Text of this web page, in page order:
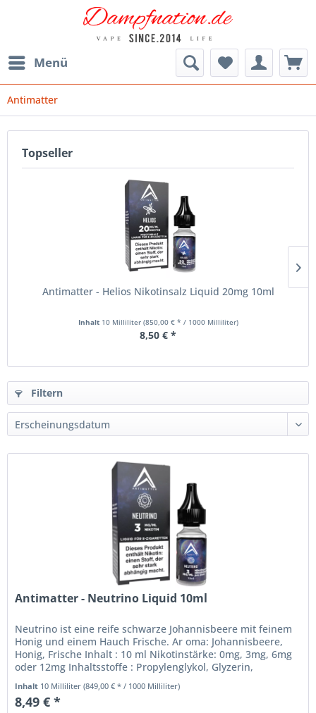
Menü
Antimatter
Topseller
Antimatter - Helios Nikotinsalz Liquid 20mg 10ml
Inhalt 10 Milliliter (850,00 € * / 1000 Milliliter)
8,50 € *
Filtern
Antimatter - Neutrino Liquid 10ml
Neutrino ist eine reife schwarze Johannisbeere mit feinem
Honig und einem Hauch Frische. Ar oma: Johannisbeere,
Honig, Frische Inhalt : 10 ml Nikotinstärke: 0mg, 3mg, 6mg
oder 12mg Inhaltsstoffe : Propylenglykol, Glyzerin,
Aromen,...
Inhalt 10 Milliliter(849,00 € * / 1000 Milliliter)
8,49 € *